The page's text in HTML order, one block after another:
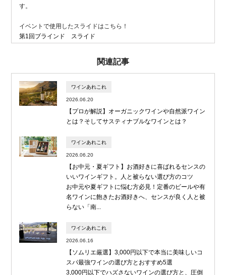
す。
イベントで使用したスライドはこちら！
第1回ブラインド スライド
関連記事
ワインあれこれ
2026.06.20
【プロが解説】オーガニックワインや自然派ワイン
とは？そしてサスティナブルなワインとは？
ワインあれこれ
2026.06.20
【お中元・夏ギフト】お酒好きに喜ばれるセンスの
いいワインギフト。人と被らない選び方のコツ
お中元や夏ギフトに悩む方必見！定番のビールや有
名ワインに飽きたお酒好きへ、センスが良く人と被
らない「南...
ワインあれこれ
2026.06.16
【ソムリエ厳選】3,000円以下で本当に美味しいコ
スパ最強ワインの選び方とおすすめ5選
3,000円以下でハズさないワインの選び方と、圧倒